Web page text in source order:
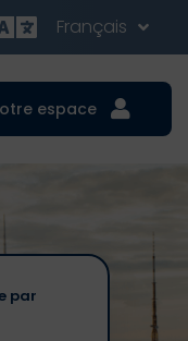
Français
espace
par